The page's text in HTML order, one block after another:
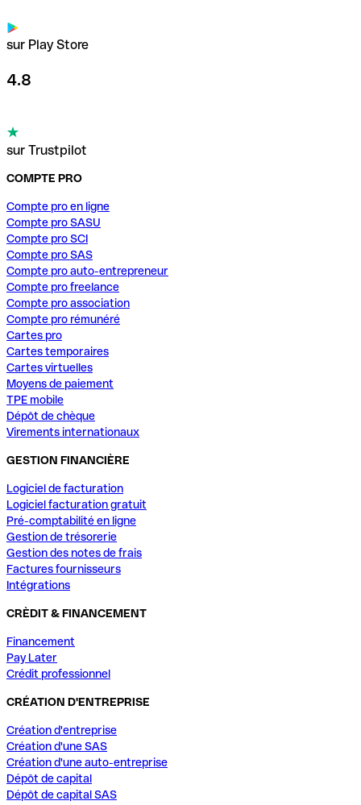
sur Play Store
4.8
sur Trustpilot
COMPTE PRO
Compte pro en ligne
Compte pro SASU
Compte pro SCI
Compte pro SAS
Compte pro auto-entrepreneur
Compte pro freelance
Compte pro association
Compte pro rémunéré
Cartes pro
Cartes temporaires
Cartes virtuelles
Moyens de paiement
TPE mobile
Dépôt de chèque
Virements internationaux
GESTION FINANCIÈRE
Logiciel de facturation
Logiciel facturation gratuit
Pré-comptabilité en ligne
Gestion de trésorerie
Gestion des notes de frais
Factures fournisseurs
Intégrations
CRÈDIT & FINANCEMENT
Financement
Pay Later
Crédit professionnel
CRÉATION D'ENTREPRISE
Création d'entreprise
Création d'une SAS
Création d'une auto-entreprise
Dépôt de capital
Dépôt de capital SAS